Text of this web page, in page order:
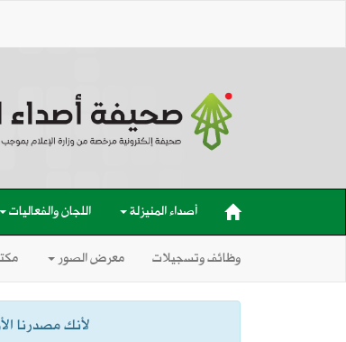
أصداء المنيزلة اللجان والفعاليات
وظائف وتسجيلات معرض الصور
لأنك مصدرنا